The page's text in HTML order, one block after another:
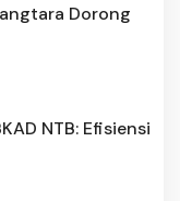
Dorong
NTB: Efisiensi